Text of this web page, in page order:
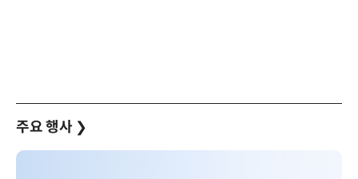
주요 행사 ❯